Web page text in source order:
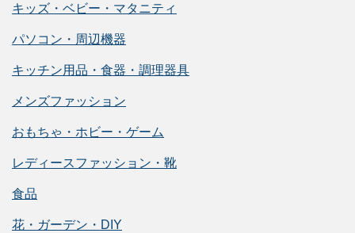
キッズ・ベビー・マタニティ
パソコン・周辺機器
キッチン用品・食器・調理器具
メンズファッション
おもちゃ・ホビー・ゲーム
レディースファッション・靴
食品
花・ガーデン・DIY